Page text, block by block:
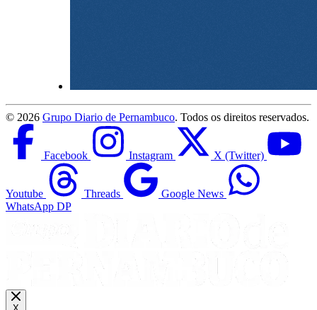
© 2026 Grupo Diario de Pernambuco. Todos os direitos reservados.
Facebook Instagram X (Twitter)
Youtube Threads
Google News
WhatsApp DP